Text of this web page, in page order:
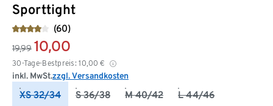
Sporttight
(60)
19,99 10,00
30-Tage-Bestpreis: 10,00 €
inkl. MwSt.zzgl. Versandkosten
XS 32/34 S 36/38 M 40/42 L 44/46